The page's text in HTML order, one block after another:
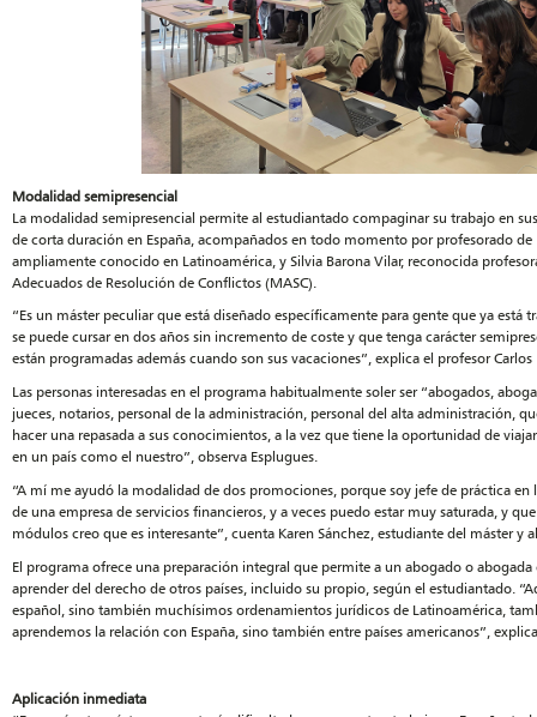
Modalidad semipresencial
La modalidad semipresencial permite al estudiantado compaginar su trabajo en
de corta duración en España, acompañados en todo momento por profesorado
ampliamente conocido en Latinoamérica, y Silvia Barona Vilar, reconocida
Adecuados de Resolución de Conflictos (MASC).
“Es un máster peculiar que está diseñado específicamente para gente que ya está
se puede cursar en dos años sin incremento de coste y que tenga carácter
están programadas además cuando son sus vacaciones”, explica el profesor Carlos
Las personas interesadas en el programa habitualmente soler ser “abogados,
jueces, notarios, personal de la administración, personal del alta administración,
hacer una repasada a sus conocimientos, a la vez que tiene la oportunidad de
en un país como el nuestro”, observa Esplugues.
“A mí me ayudó la modalidad de dos promociones, porque soy jefe de práctica
de una empresa de servicios financieros, y a veces puedo estar muy saturada, y
módulos creo que es interesante”, cuenta Karen Sánchez, estudiante del máster y
El programa ofrece una preparación integral que permite a un abogado o
aprender del derecho de otros países, incluido su propio, según el estudiantado.
español, sino también muchísimos ordenamientos jurídicos de Latinoamérica,
aprendemos la relación con España, sino también entre países americanos”,
Aplicación inmediata